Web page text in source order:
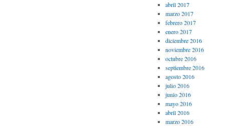
abril 2017
marzo 2017
febrero 2017
enero 2017
diciembre 2016
noviembre 2016
octubre 2016
septiembre 2016
agosto 2016
julio 2016
junio 2016
mayo 2016
abril 2016
marzo 2016